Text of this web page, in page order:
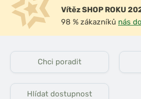
Vítěz SHOP ROKU
98 % zákazníků nás
Chci poradit
Hlídat dostupnost